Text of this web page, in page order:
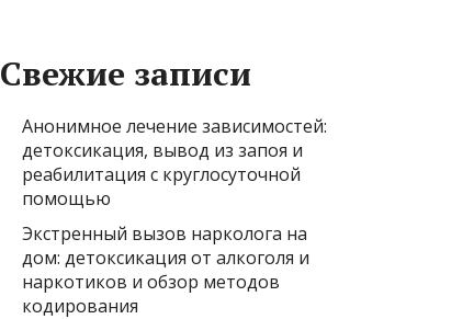
Свежие записи
Анонимное лечение зависимостей:
детоксикация, вывод из запоя и
реабилитация с круглосуточной
помощью
Экстренный вызов нарколога на
дом: детоксикация от алкоголя и
наркотиков и обзор методов
кодирования